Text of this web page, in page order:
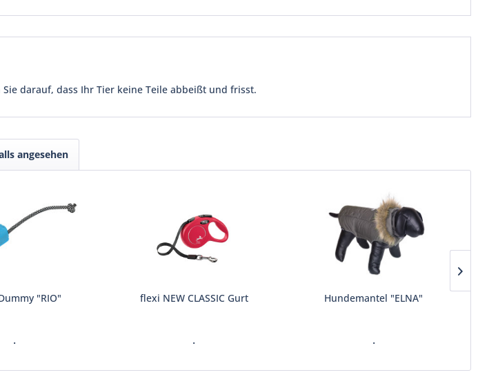
darauf, dass Ihr Tier keine Teile abbeißt und frisst.
angesehen
"RIO"
.
flexi NEW CLASSIC Gurt
.
Hundemantel "ELNA"
.